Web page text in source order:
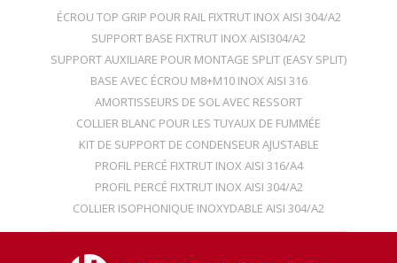
ÉCROU TOP GRIP POUR RAIL FIXTRUT INOX AISI 304/A2
SUPPORT BASE FIXTRUT INOX AISI304/A2
SUPPORT AUXILIARE POUR MONTAGE SPLIT (EASY SPLIT)
BASE AVEC ÉCROU M8+M10 INOX AISI 316
AMORTISSEURS DE SOL AVEC RESSORT
COLLIER BLANC POUR LES TUYAUX DE FUMMÉE
KIT DE SUPPORT DE CONDENSEUR AJUSTABLE
PROFIL PERCÉ FIXTRUT INOX AISI 316/A4
PROFIL PERCÉ FIXTRUT INOX AISI 304/A2
COLLIER ISOPHONIQUE INOXYDABLE AISI 304/A2